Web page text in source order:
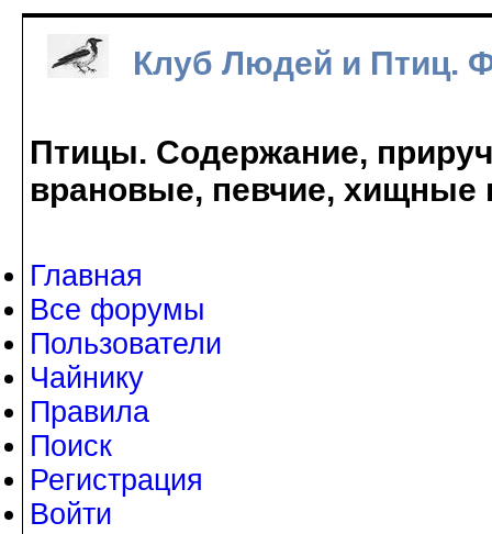
Клуб Людей и Птиц.
Птицы. Содержание,
врановые, певчие, хищные
Главная
Все форумы
Пользователи
Чайнику
Правила
Поиск
Регистрация
Войти